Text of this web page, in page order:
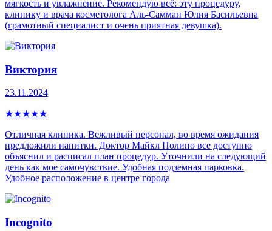
мягкость и увлажнение. Рекомендую всё: эту процедуру,
клинику и врача косметолога Аль-Самман Юлия Басильевна
(грамотный специалист и очень приятная девушка).
Виктория
23.11.2024
★★★★★
Отличная клиника. Вежливый персонал, во время ожидания
предложили напитки. Доктор Майкл Полино все доступно
объяснил и расписал план процедур. Уточнили на следующий
день как мое самочувствие. Удобная подземная парковка.
Удобное расположение в центре города
Incognito